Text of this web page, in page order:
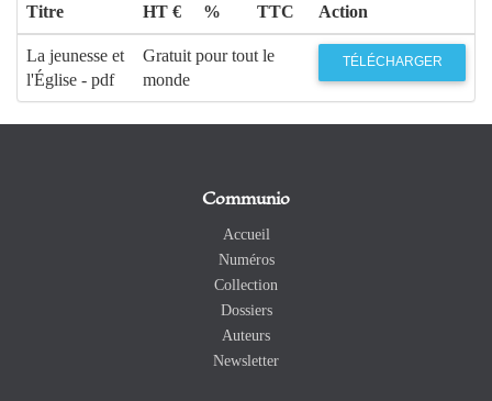
Titre
HT €
%
TTC
Action
La jeunesse et
l'Église - pdf
Gratuit pour tout le
monde
TÉLÉCHARGER
Communio
Accueil
Numéros
Collection
Dossiers
Auteurs
Newsletter